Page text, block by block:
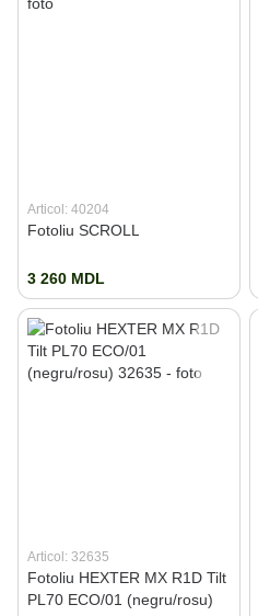
Articol: 40204
Fotoliu SCROLL
3 260 MDL
Articol: 32635
Fotoliu HEXTER MX R1D Tilt
PL70 ECO/01 (negru/rosu)